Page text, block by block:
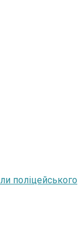
поліцейського